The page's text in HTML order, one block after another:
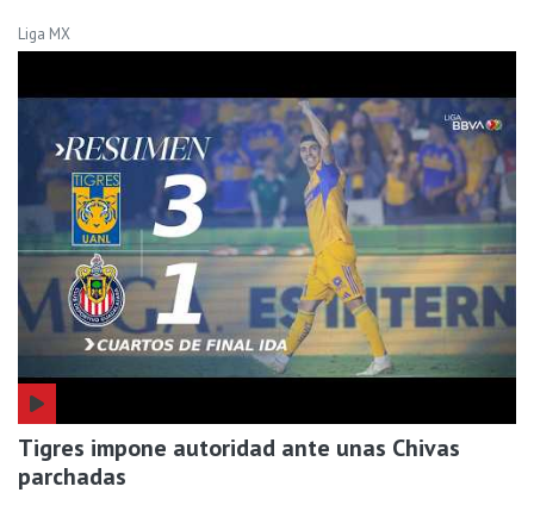
Liga MX
Tigres impone autoridad ante unas Chivas
parchadas